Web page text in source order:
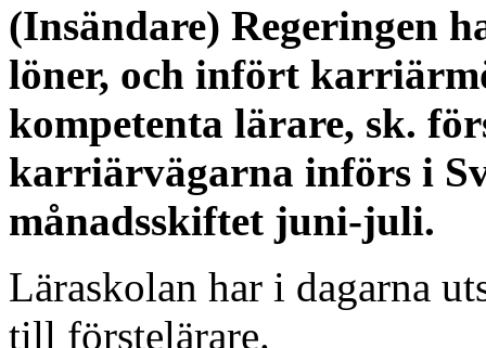
(Insändare) Regeringen
löner, och infört
kompetenta lärare, sk.
karriärvägarna införs i
månadsskiftet juni-juli.
Läraskolan har i dagarna
till förstelärare.